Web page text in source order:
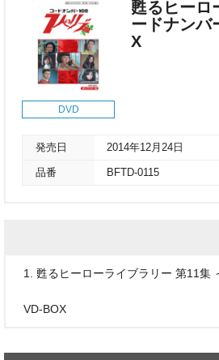
DVD
甦るヒーロ
ードナンバ
X
発売日 2014年12月24日
品番 BFTD-0115
1. 甦るヒーローライブラリー 第11集
VD-BOX